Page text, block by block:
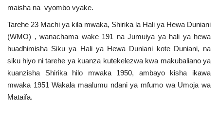
Waanzilishi
Raia wa ulimwengu mzima
maisha na vyombo vyake.
Tarehe 23 Machi ya kila mwaka, Shirika la Hali ya Hewa Duniani
(WMO) , wanachama wake 191 na Jumuiya ya hali ya hewa
huadhimisha Siku ya Hali ya Hewa Duniani kote Duniani, na
siku hiyo ni tarehe ya kuanza kutekelezwa kwa makubaliano ya
kuanzisha Shirika hilo mwaka 1950, ambayo kisha ikawa
mwaka 1951 Wakala maalumu ndani ya mfumo wa Umoja wa
Mataifa.